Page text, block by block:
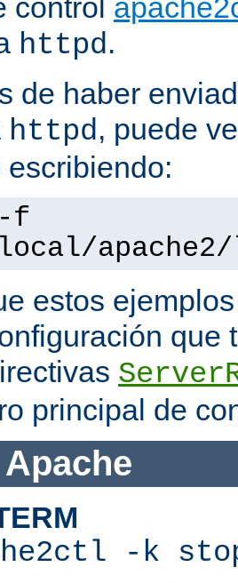
control
httpd.
de haber
httpd, puede
escribiendo:
f
estos
que
principal de
-k